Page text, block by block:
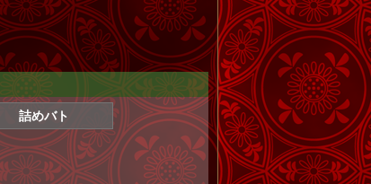
詰めバト